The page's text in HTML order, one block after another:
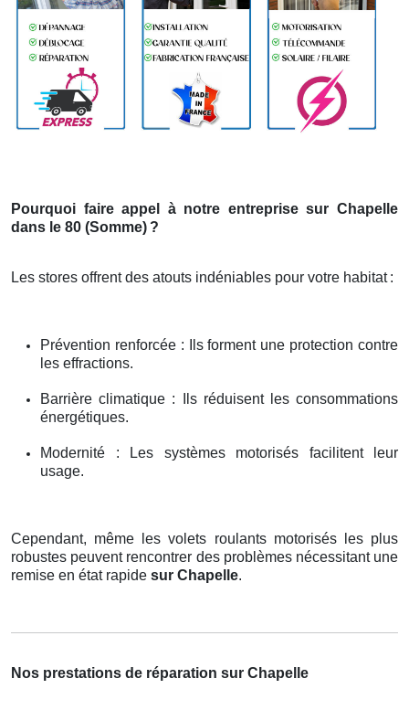
Pourquoi faire appel à notre entreprise sur Chapelle
dans le 80 (Somme) ?
Les stores offrent des atouts indéniables pour votre habitat :
Prévention renforcée : Ils forment une protection contre
les effractions.
Barrière climatique : Ils réduisent les consommations
énergétiques.
Modernité : Les systèmes motorisés facilitent leur
usage.
Cependant, même les volets roulants motorisés les plus
robustes peuvent rencontrer des problèmes nécessitant une
remise en état rapide sur Chapelle.
Nos prestations de réparation sur Chapelle